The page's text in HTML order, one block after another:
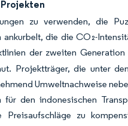
zu verwenden, die
die die CO₂-
der zweiten
Projektträger, die unter
Umweltnachweise
den indonesischen
zu